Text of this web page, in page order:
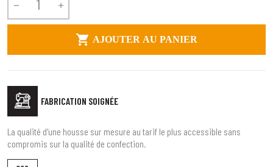
 
 AJOUTER AU PANIER
FABRICATION SOIGNÉE
La qualité d'une housse sur mesure au tarif le plus accessible sans
compromis sur la qualité de confection.